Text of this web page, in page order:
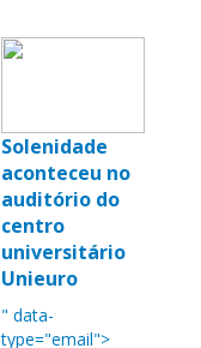
Solenidade
aconteceu no
auditório do
centro
universitário
Unieuro
" data-
type="email">